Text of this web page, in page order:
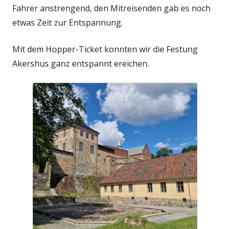
Fahrer anstrengend, den Mitreisenden gab es noch
etwas Zeit zur Entspannung.
Mit dem Hopper-Ticket konnten wir die Festung
Akershus ganz entspannt ereichen.